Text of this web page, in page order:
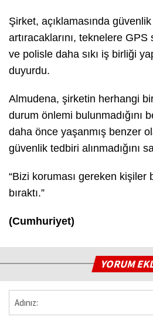
Şirket, açıklamasında
artıracaklarını, teknelere GPS
ve polisle daha sıkı iş birliği
duyurdu.
Almudena, şirketin herhangi
durum önlemi bulunmadığını
daha önce yaşanmış benzer
güvenlik tedbiri alınmadığını
“Bizi koruması gereken kişiler
bıraktı.”
(Cumhuriyet)
YORUM